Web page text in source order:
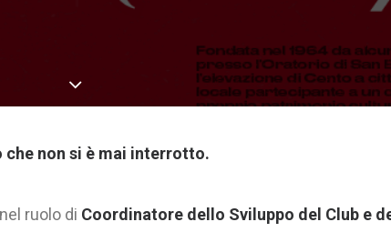
non si è mai interrotto.
nel ruolo di Coordinatore dello Sviluppo del Club e